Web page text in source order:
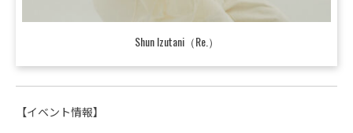
Shun Izutani（Re.）
【イベント情報】